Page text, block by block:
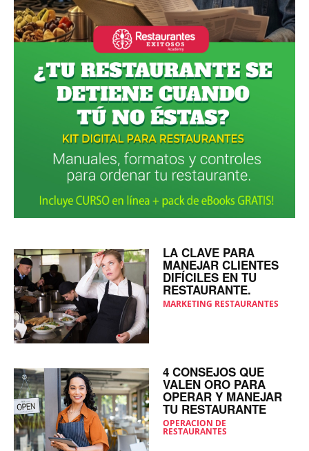
LA CLAVE PARA
MANEJAR CLIENTES
DIFÍCILES EN TU
RESTAURANTE.
MARKETING RESTAURANTES
4 CONSEJOS QUE
VALEN ORO PARA
OPERAR Y MANEJAR
TU RESTAURANTE
OPERACION DE
RESTAURANTES